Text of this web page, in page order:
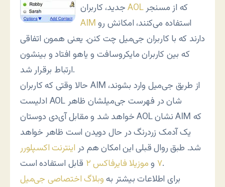
جدید، کاربرانAOLکه از مسنجر
AIMاستفاده می‌کنند، امکانش رو
دارند که با کاربران جی‌میل چت کنن. یعنی همون اتفاقی
که بین کاربران مایکروسافت و یاهو افتاد و بینشون
ارتباط برقرار شد.
حالا وقتی که کاربران AIM از طریق جی‌میل وارد بشوند،
ادلیست AOL شان در فهرست جی‌میلشان ظاهر
خواهد شد و مقابل آی‌دی دوستان AOL نشان AIM که
یک آدمک زردرنگ در حال دویدن است ظاهر خواهد
شد. طبق روال قبلی این امکان هم در اینترنت اکسپلورر
۷ وموزیلا فایرفاکس ۲
قابل استفاده است.
برای اطلاعات بیشتر بهوبلاگ اختصاصی جی‌میل